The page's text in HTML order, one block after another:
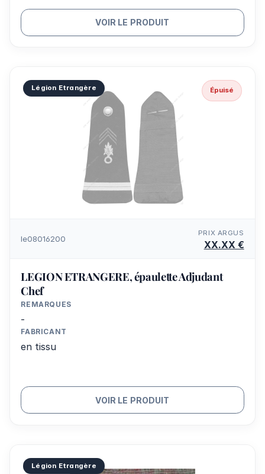
VOIR LE PRODUIT
Légion Etrangère Épuisé
le08016200
PRIX ARGUS
XX.XX €
LEGION ETRANGERE, épaulette Adjudant
Chef
REMARQUES
-
FABRICANT
en tissu
VOIR LE PRODUIT
Légion Etrangère